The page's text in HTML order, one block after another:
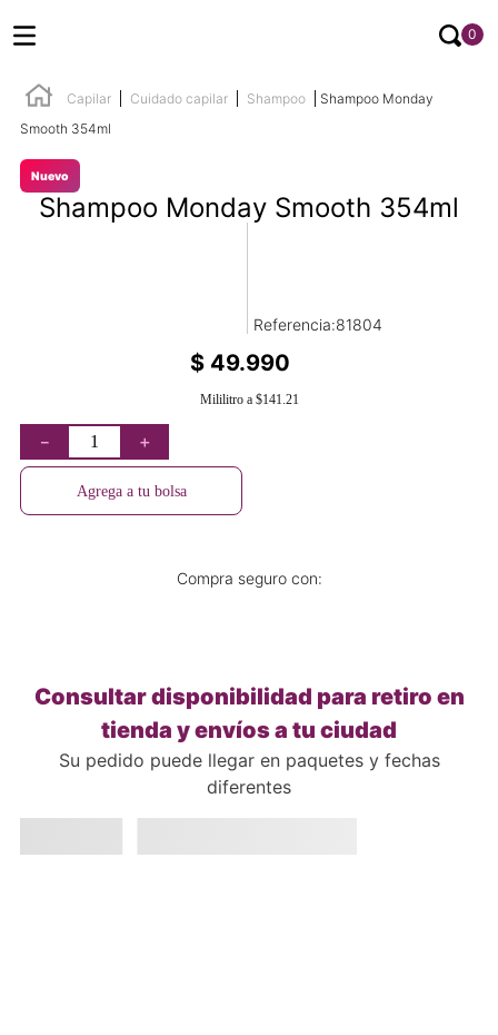
0
Capilar Cuidado capilar Shampoo
Shampoo Monday
Smooth 354ml
Nuevo
Shampoo Monday Smooth 354ml
Referencia:81804
$ 49.990
Mililitroa $141.21
＋
－
Agrega a tu bolsa
Compra seguro con:
Consultar disponibilidad para retiro en
tienda y envíos a tu ciudad
Su pedido puede llegar en paquetes y fechas
diferentes